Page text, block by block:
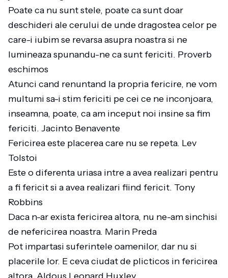
Poate ca nu sunt stele, poate ca sunt doar
deschideri ale cerului de unde dragostea celor pe
care-i iubim se revarsa asupra noastra si ne
lumineaza spunandu-ne ca sunt fericiti. Proverb
eschimos
Atunci cand renuntand la propria fericire, ne vom
multumi sa-i stim fericiti pe cei ce ne inconjoara,
inseamna, poate, ca am inceput noi insine sa fim
fericiti. Jacinto Benavente
Fericirea este placerea care nu se repeta. Lev
Tolstoi
Este o diferenta uriasa intre a avea realizari pentru
a fi fericit si a avea realizari fiind fericit. Tony
Robbins
Daca n-ar exista fericirea altora, nu ne-am sinchisi
de nefericirea noastra. Marin Preda
Pot impartasi suferintele oamenilor, dar nu si
placerile lor. E ceva ciudat de plicticos in fericirea